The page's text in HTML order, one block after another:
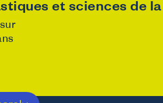
et sciences de